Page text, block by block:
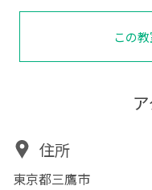
この
住所
東京都三鷹市